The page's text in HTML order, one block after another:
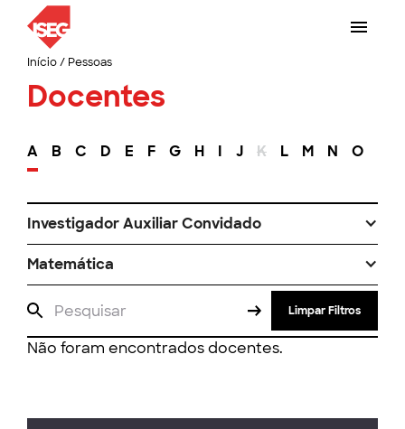
Início/ Pessoas
Docentes
A B C D E F G H I J K L M N O
Investigador Auxiliar Convidado
Matemática
Limpar Filtros
Não foram encontrados docentes.